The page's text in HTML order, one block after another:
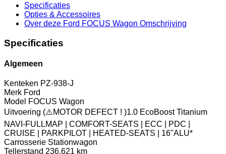
Specificaties
Opties & Accessoires
Over deze Ford FOCUS Wagon Omschrijving
Specificaties
Algemeen
Kenteken PZ-938-J
Merk Ford
Model FOCUS Wagon
Uitvoering (⚠️MOTOR DEFECT ! )1.0 EcoBoost Titanium
NAVI-FULLMAP | COMFORT-SEATS | ECC | PDC |
CRUISE | PARKPILOT | HEATED-SEATS | 16''ALU*
Carrosserie Stationwagon
Tellerstand 236.621 km